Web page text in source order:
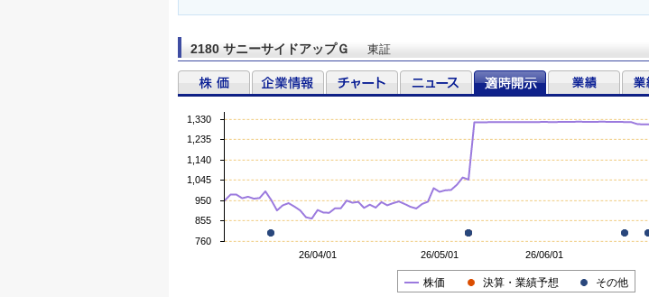
2180 サニーサイドアップＧ 東証